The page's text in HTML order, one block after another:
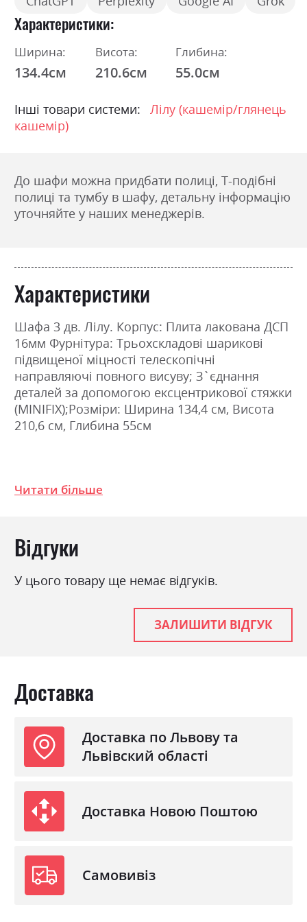
Характеристики
Ширина:
134.4см
Висота:
210.6см
Глибина:
55.0см
Інші товари системи:
Лілу (кашемір/глянець
кашемір)
До шафи можна придбати полиці, Т-подібні
полиці та тумбу в шафу, детальну інформацію
уточняйте у наших менеджерів.
Характеристики
Шафа 3 дв. Лілу. Корпус: Плита лакована ДСП
16мм Фурнітура: Трьохскладові шарикові
підвищеної міцності телескопічні
направляючі повного висуву; З`єднання
деталей за допомогою ексцентрикової стяжки
(MINIFIX);Розміри: Ширина 134,4 см, Висота
210,6 см, Глибина 55см
Колір (Фасад):
Колір матеріалу
Стиль
Матеріал
лакована ДСП
Читати більше
Відгуки
У цього товару ще немає відгуків.
ЗАЛИШИТИ ВІДГУК
Доставка
Доставка по Львову та
Львівский області
Доставка Новою Поштою
Самовивіз